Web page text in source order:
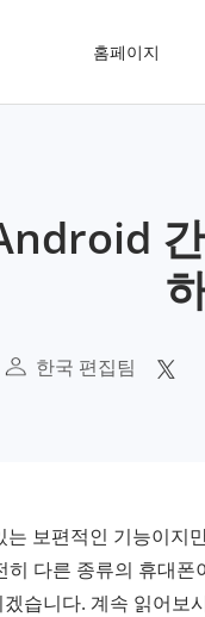
홈페이지
한국 편집팀
는 보편적인 기능이
다른 종류의 휴대
습니다. 계속 읽어보